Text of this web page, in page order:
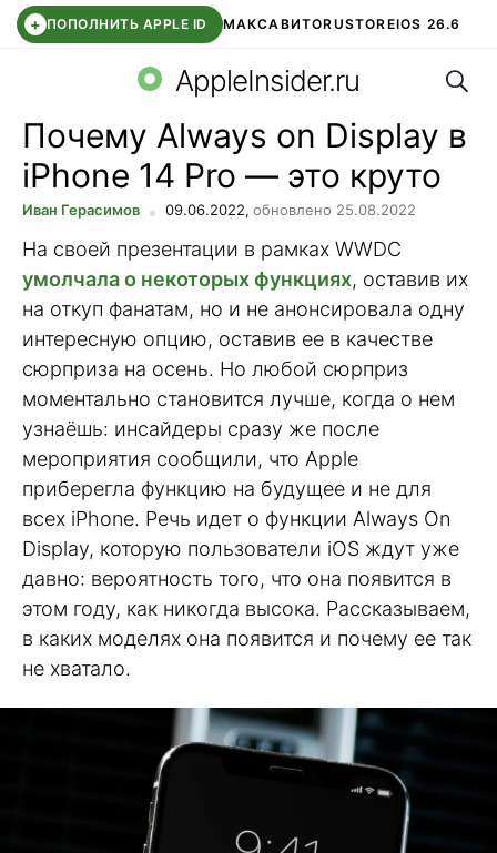
+ ПОПОЛНИТЬ APPLE ID МАКСАВИТОRUSTOREIOS 26.6
СБЕР КИДС ВТБ ОНЛАЙН ЧАТ В ROBLOX
AppleInsider.ru
Почему Always on Display в
iPhone 14 Pro — это круто
Иван Герасимов 09.06.2022, обновлено 25.08.2022
На своей презентации в рамках WWDC
умолчала о некоторых функциях, оставив их
на откуп фанатам, но и не анонсировала одну
интересную опцию, оставив ее в качестве
сюрприза на осень. Но любой сюрприз
моментально становится лучше, когда о нем
узнаёшь: инсайдеры сразу же после
мероприятия сообщили, что Apple
приберегла функцию на будущее и не для
всех iPhone. Речь идет о функции Always On
Display, которую пользователи iOS ждут уже
давно: вероятность того, что она появится в
этом году, как никогда высока. Рассказываем,
в каких моделях она появится и почему ее так
не хватало.